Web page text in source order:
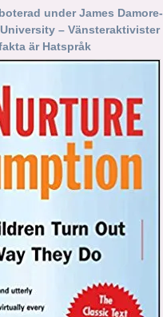
under James Damore-
– Vänsteraktivister
är Hatspråk